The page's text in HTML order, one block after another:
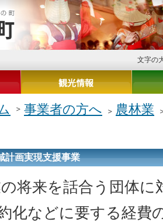
文字の
事業者の方へ
農林業
計画実現支援事業
将来を話合う団体に
化などに要する経費